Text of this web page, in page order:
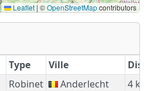
Leaflet | ©OpenStreetMapcontributors
Type Ville
Robinet Anderlecht
4